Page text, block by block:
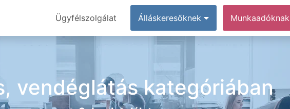
Ügyfélszolgálat Álláskeresőknek Munkaadóknak
vendéglátás kategóriában